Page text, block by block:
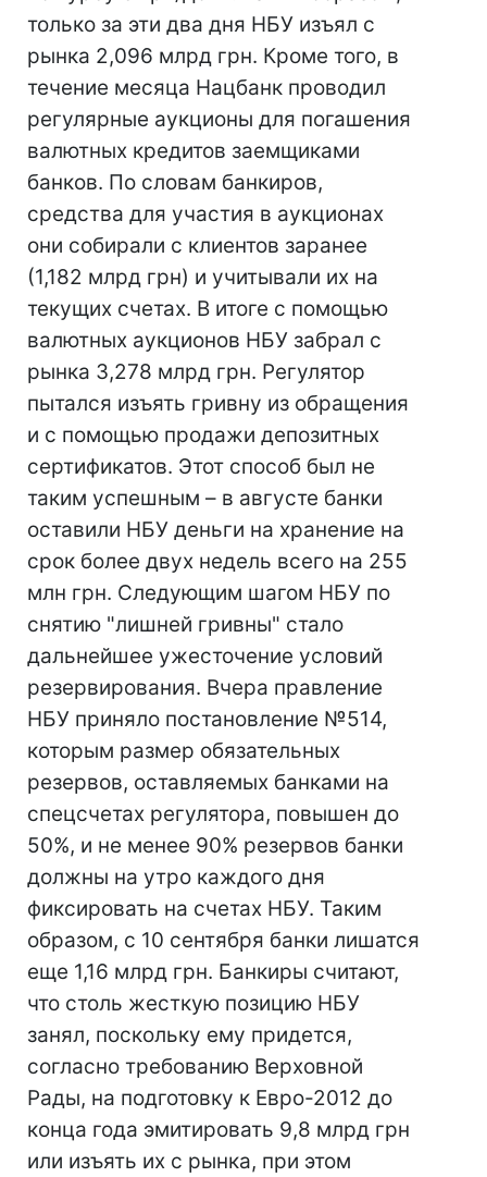
только за эти два дня НБУ изъял с
рынка 2,096 млрд грн. Кроме того, в
течение месяца Нацбанк проводил
регулярные аукционы для погашения
валютных кредитов заемщиками
банков. По словам банкиров,
средства для участия в аукционах
они собирали с клиентов заранее
(1,182 млрд грн) и учитывали их на
текущих счетах. В итоге с помощью
валютных аукционов НБУ забрал с
рынка 3,278 млрд грн. Регулятор
пытался изъять гривну из обращения
и с помощью продажи депозитных
сертификатов. Этот способ был не
таким успешным – в августе банки
оставили НБУ деньги на хранение на
срок более двух недель всего на 255
млн грн. Следующим шагом НБУ по
снятию "лишней гривны" стало
дальнейшее ужесточение условий
резервирования. Вчера правление
НБУ приняло постановление №514,
которым размер обязательных
резервов, оставляемых банками на
спецсчетах регулятора, повышен до
50%, и не менее 90% резервов банки
должны на утро каждого дня
фиксировать на счетах НБУ. Таким
образом, с 10 сентября банки лишатся
еще 1,16 млрд грн. Банкиры считают,
что столь жесткую позицию НБУ
занял, поскольку ему придется,
согласно требованию Верховной
Рады, на подготовку к Евро-2012 до
конца года эмитировать 9,8 млрд грн
или изъять их с рынка, при этом